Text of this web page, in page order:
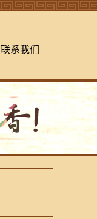
联系我们